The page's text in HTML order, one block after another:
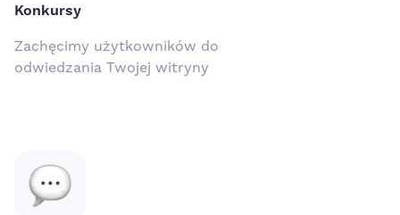
Konkursy
Zachęcimy użytkowników do
odwiedzania Twojej witryny